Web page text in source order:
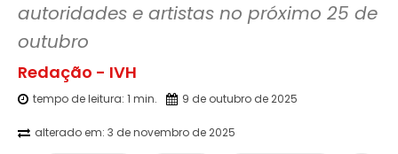
autoridades e artistas no próximo 25 de
outubro
Redação - IVH
tempo de leitura: 1 min. 9 de outubro de 2025
alterado em: 3 de novembro de 2025